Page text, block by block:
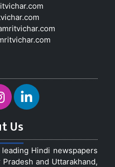
Us
Hindi newspapers
and Uttarakhand,